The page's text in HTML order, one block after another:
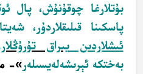
بۇتلارغا چوقۇنۇش، پال
پاسكىنا قىلىقلاردۇر،
ئىشلاردىنيىراق
بەختكە ئېرىشەلەيسىلەر»-